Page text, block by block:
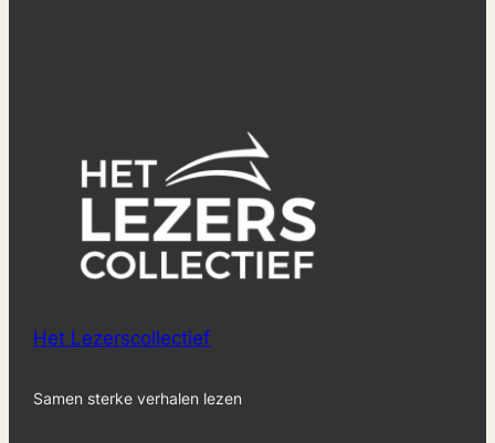
Het Lezerscollectief
Samen sterke verhalen lezen